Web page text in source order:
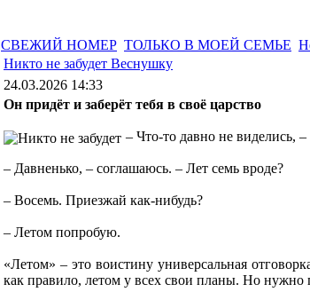
СВЕЖИЙ НОМЕР ТОЛЬКО В МОЕЙ СЕМЬЕ
Никто не забудет Веснушку
24.03.2026 14:33
Он придёт и заберёт тебя в своё царство
– Что-то давно не виделись,
– Давненько, – соглашаюсь. – Лет семь вроде?
– Восемь. Приезжай как-нибудь?
– Летом попробую.
«Летом» – это воистину универсальная
как правило, летом у всех свои планы. Но нужно